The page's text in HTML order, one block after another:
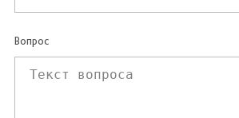
Вопрос